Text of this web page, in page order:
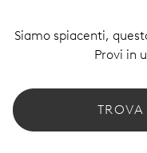
Siamo spiacenti,
Provi in